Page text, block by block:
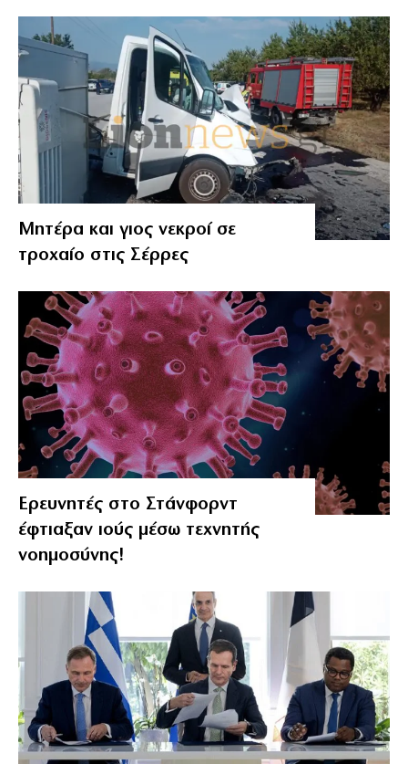
Μητέρα και γιος νεκροί σε
τροχαίο στις Σέρρες
Ερευνητές στο Στάνφορντ
έφτιαξαν ιούς μέσω τεχνητής
νοημοσύνης!